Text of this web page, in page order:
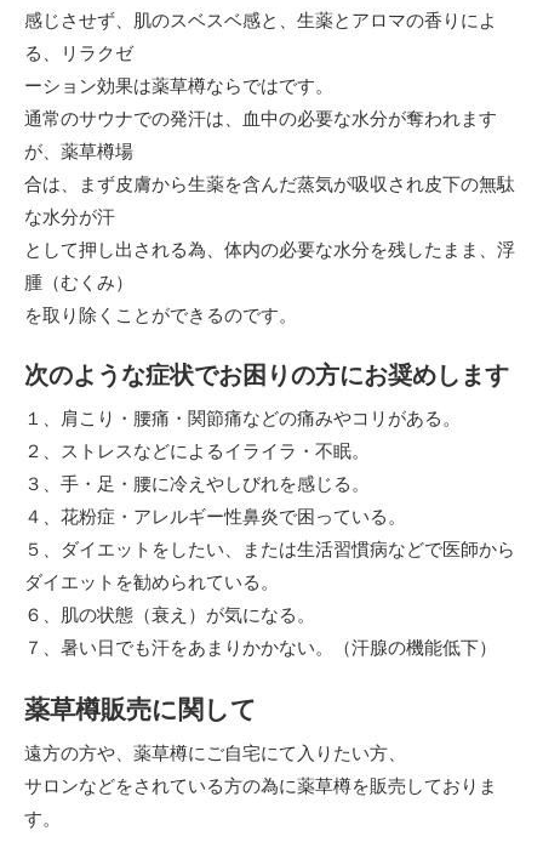
感じさせず、肌のスベスベ感と、生薬とアロマの香りによ
る、リラクゼ
ーション効果は薬草樽ならではです。
通常のサウナでの発汗は、血中の必要な水分が奪われます
が、薬草樽場
合は、まず皮膚から生薬を含んだ蒸気が吸収され皮下の無駄
な水分が汗
として押し出される為、体内の必要な水分を残したまま、浮
腫（むくみ）
を取り除くことができるのです。
次のような症状でお困りの方にお奨めします
１、肩こり・腰痛・関節痛などの痛みやコリがある。
２、ストレスなどによるイライラ・不眠。
３、手・足・腰に冷えやしびれを感じる。
４、花粉症・アレルギー性鼻炎で困っている。
５、ダイエットをしたい、または生活習慣病などで医師から
ダイエットを勧められている。
６、肌の状態（衰え）が気になる。
７、暑い日でも汗をあまりかかない。（汗腺の機能低下）
薬草樽販売に関して
遠方の方や、薬草樽にご自宅にて入りたい方、
サロンなどをされている方の為に薬草樽を販売しておりま
す。